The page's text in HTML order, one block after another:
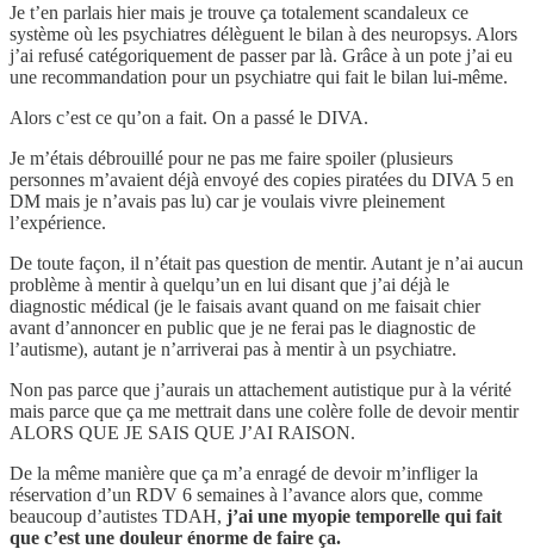
Je t’en parlais hier mais je trouve ça totalement scandaleux ce
système où les psychiatres délèguent le bilan à des neuropsys. Alors
j’ai refusé catégoriquement de passer par là. Grâce à un pote j’ai eu
une recommandation pour un psychiatre qui fait le bilan lui-même.
Alors c’est ce qu’on a fait. On a passé le DIVA.
Je m’étais débrouillé pour ne pas me faire spoiler (plusieurs
personnes m’avaient déjà envoyé des copies piratées du DIVA 5 en
DM mais je n’avais pas lu) car je voulais vivre pleinement
l’expérience.
De toute façon, il n’était pas question de mentir. Autant je n’ai aucun
problème à mentir à quelqu’un en lui disant que j’ai déjà le
diagnostic médical (je le faisais avant quand on me faisait chier
avant d’annoncer en public que je ne ferai pas le diagnostic de
l’autisme), autant je n’arriverai pas à mentir à un psychiatre.
Non pas parce que j’aurais un attachement autistique pur à la vérité
mais parce que ça me mettrait dans une colère folle de devoir mentir
ALORS QUE JE SAIS QUE J’AI RAISON.
De la même manière que ça m’a enragé de devoir m’infliger la
réservation d’un RDV 6 semaines à l’avance alors que, comme
beaucoup d’autistes TDAH, j’ai une myopie temporelle qui fait
que c’est une douleur énorme de faire ça.